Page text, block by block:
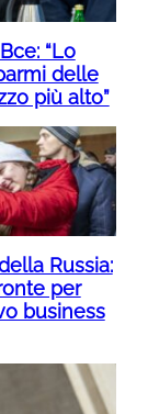
“Lo
delle
più alto”
Russia:
per
business